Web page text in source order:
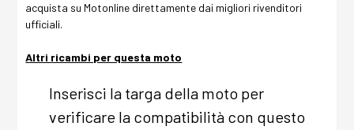
acquista su Motonline direttamente dai migliori rivenditori
ufficiali.
Altri ricambi per questa moto
Inserisci la targa della moto per
verificare la compatibilità con questo